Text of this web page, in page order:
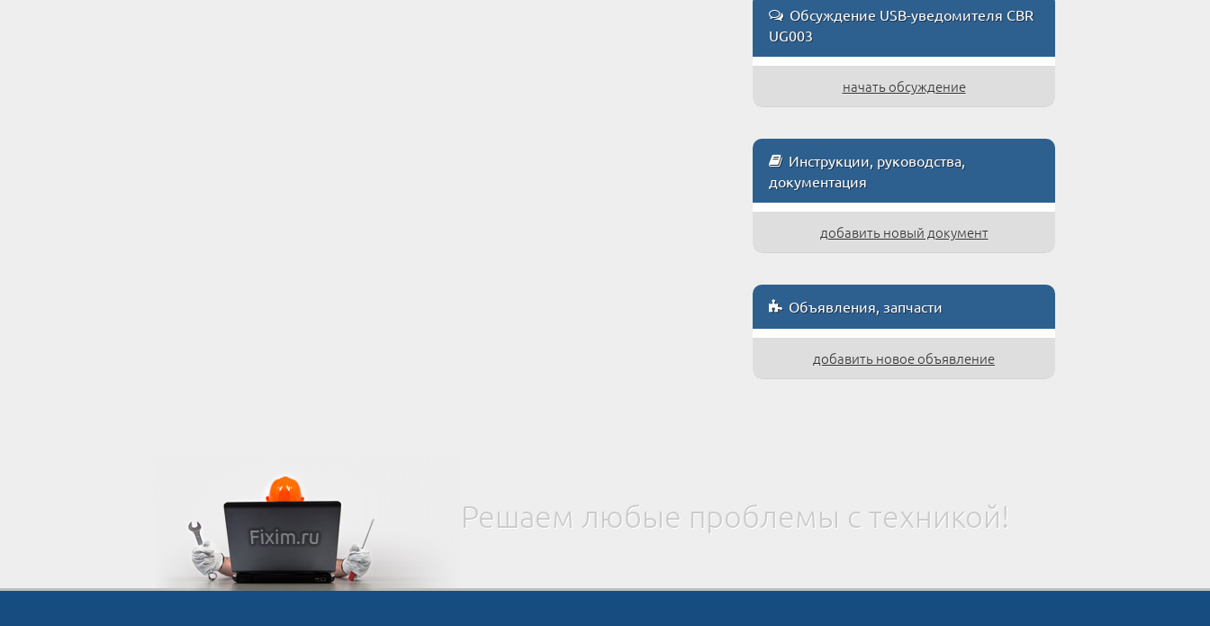
Обсуждение USB-уведомителя CBR
UG003
начать обсуждение
Инструкции, руководства,
документация
добавить новый документ
Объявления, запчасти
добавить новое объявление
Решаем любые проблемы с техникой!